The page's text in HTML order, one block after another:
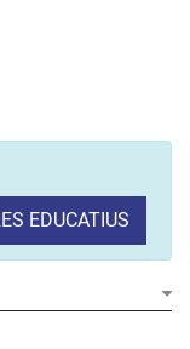
EDUCATIUS